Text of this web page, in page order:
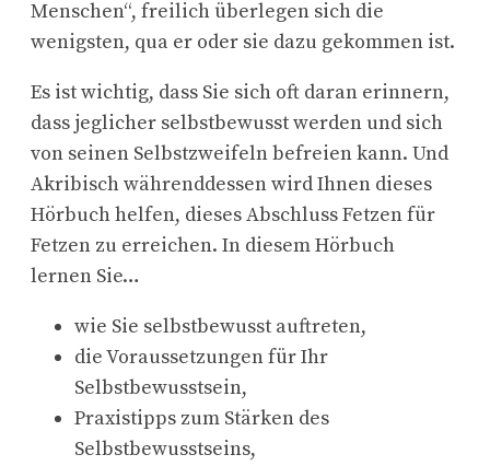
Menschen“, freilich überlegen sich die
wenigsten, qua er oder sie dazu gekommen ist.
Es ist wichtig, dass Sie sich oft daran erinnern,
dass jeglicher selbstbewusst werden und sich
von seinen Selbstzweifeln befreien kann. Und
Akribisch währenddessen wird Ihnen dieses
Hörbuch helfen, dieses Abschluss Fetzen für
Fetzen zu erreichen. In diesem Hörbuch
lernen Sie…
wie Sie selbstbewusst auftreten,
die Voraussetzungen für Ihr
Selbstbewusstsein,
Praxistipps zum Stärken des
Selbstbewusstseins,